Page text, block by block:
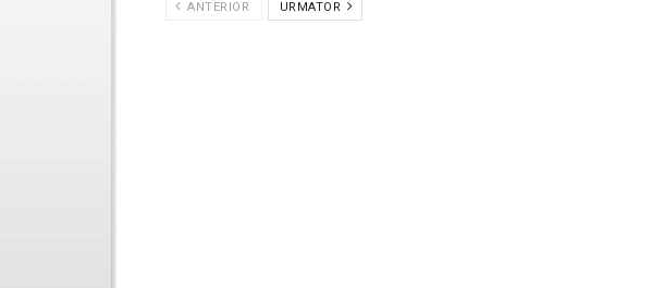
ANTERIOR URMATOR